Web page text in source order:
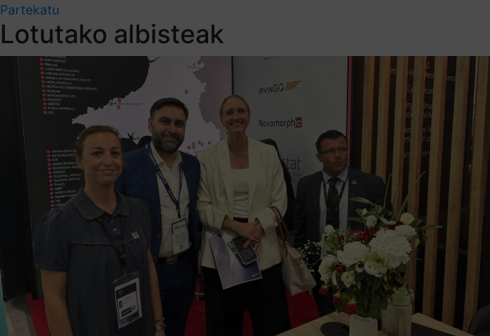
Partekatu
Lotutako albisteak